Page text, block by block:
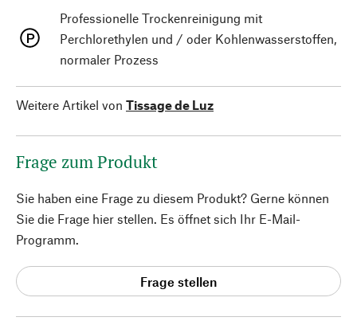
Professionelle Trockenreinigung mit
Perchlorethylen und / oder Kohlenwasserstoffen,
normaler Prozess
Weitere Artikel von Tissage de Luz
Frage zum Produkt
Sie haben eine Frage zu diesem Produkt? Gerne können
Sie die Frage hier stellen. Es öffnet sich Ihr E-Mail-
Programm.
Frage stellen